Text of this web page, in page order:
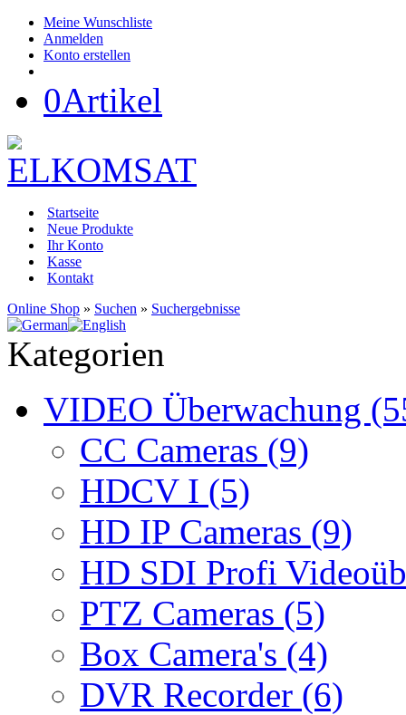
Meine Wunschliste
Anmelden
Konto erstellen
0Artikel
Startseite
Neue Produkte
Ihr Konto
Kasse
Kontakt
Online Shop » Suchen » Suchergebnisse
Kategorien
VIDEO Überwachung
CC Cameras (9)
HDCV I (5)
HD IP Cameras (9)
HD SDI Profi
PTZ Cameras (5)
Box Camera's (4)
DVR Recorder (6)